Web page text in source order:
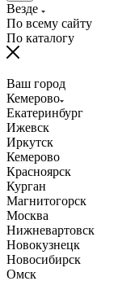
Везде
По всему сайту
По каталогу
Ваш город
Кемерово
Екатеринбург
Ижевск
Иркутск
Кемерово
Красноярск
Курган
Магнитогорск
Москва
Нижневартовск
Новокузнецк
Новосибирск
Омск